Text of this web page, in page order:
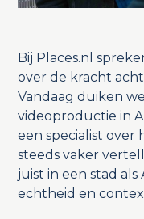
Bij Places.nl
over de kracht
Vandaag duiken
videoproductie in
een specialist over
steeds vaker
juist in een stad
echtheid en